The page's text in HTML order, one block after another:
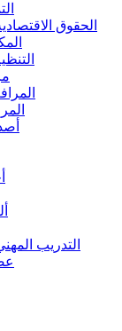
الحقوق
التدريب